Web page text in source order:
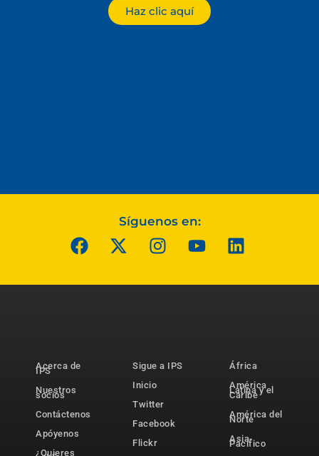
Haz clic aquí
Síguenos en:
Acerca de
IPS
Nuestros
socios
Contáctenos
Apóyenos
¿Quieres
Sigue a IPS
Inicio
Twitter
Facebook
Flickr
África
América
Latina y el
Caribe
América del
Norte
Asia-
Pacífico